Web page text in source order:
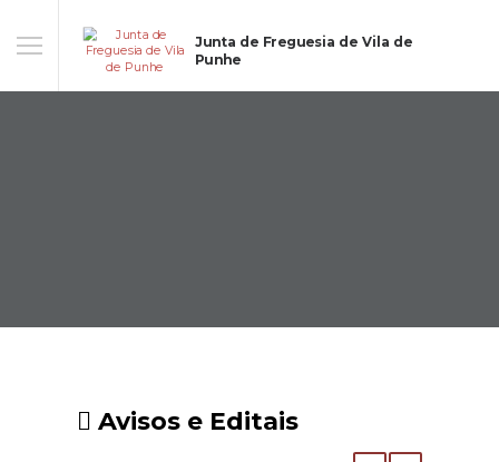
Junta de Freguesia de Vila de
Punhe
Avisos e Editais